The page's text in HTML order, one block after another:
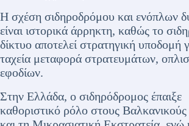
Η σχέση σιδηροδρόμου και ενόπλων
είναι ιστορικά άρρηκτη, καθώς το
δίκτυο αποτελεί στρατηγική υποδομή
ταχεία μεταφορά στρατευμάτων,
εφοδίων.
Στην Ελλάδα, ο σιδηρόδρομος έπαιξε
καθοριστικό ρόλο στους